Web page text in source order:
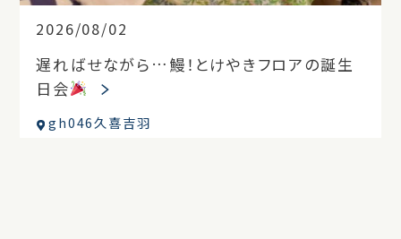
2026/08/02
遅ればせながら…鰻！とけやきフロアの誕生
日会
gh046久喜吉羽